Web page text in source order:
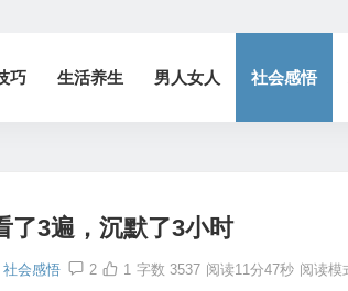
巧 生活养生 男人女人 社会感悟
了3遍，沉默了3小时
社会感悟 2 1 字数 3537 阅读11分47秒 阅读模